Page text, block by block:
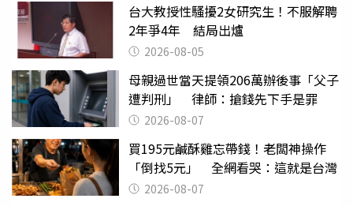
台大教授性騷擾2女研究生！不服解聘
2年爭4年 結局出爐
2026-08-05
母親過世當天提領206萬辦後事「父子
遭判刑」 律師：搶錢先下手是罪
2026-08-07
買195元鹹酥雞忘帶錢！老闆神操作
「倒找5元」 全網看哭：這就是台灣
2026-08-07